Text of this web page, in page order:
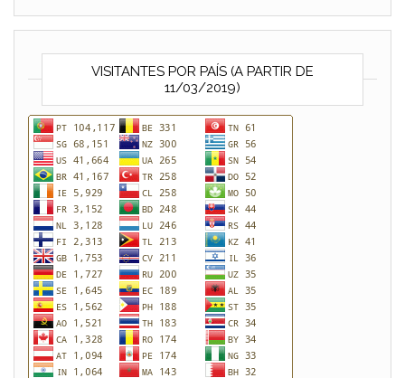
VISITANTES POR PAÍS (A PARTIR DE
11/03/2019)